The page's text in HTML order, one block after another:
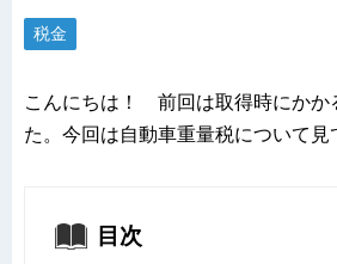
税金
こんにちは！ 前回は取得時にかか
た。今回は自動車重量税について見
目次